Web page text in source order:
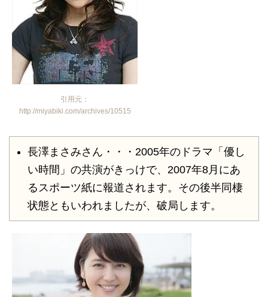
引用元：
http://miyabiki.com/archives/10515
長澤まさみさん・・・2005年のドラマ「優し
い時間」の共演がきっけで、2007年8月にあ
るスポーツ紙に報道されます。その後半同棲
状態ともいわれましたが、破局します。